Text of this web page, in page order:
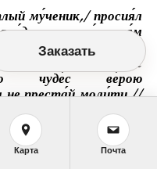
му́ченик,/ просия́л
на тя́ врага́м
еси́ ра́ны и уда́ры,/ и
на́шему,/ ны́не
чуде́с ве́рою
преста́й моли́ти //
Заказать
Карта Почта